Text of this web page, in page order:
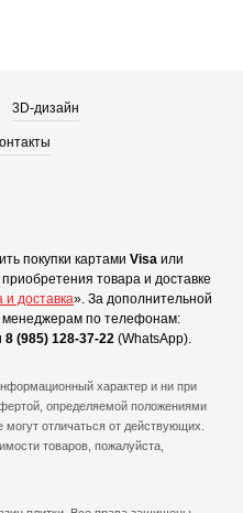
3D-дизайн
покупки картами Visa или
товара и доставке
и доставка». За дополнительной
по телефонам:
8 (985) 128-37-22 (WhatsApp).
характер и ни при
определяемой положениями
отличаться от действующих.
товаров, пожалуйста,